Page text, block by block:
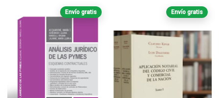
Envío gratis Envío gratis